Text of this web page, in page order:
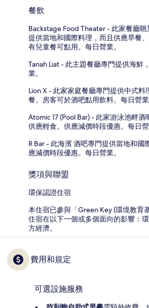
餐飲
Backstage Food Theater - 此家餐廳
提供當地和國際料理，而且供應早餐
有兒童餐可點用。每日營業。
Tanah Liat - 此主題餐廳專門提供海鮮
業。
Lion X - 此家家庭餐廳專門提供中式
餐。房客可於酒吧點用飲料。每日營業
Atomic 17 (Pool Bar) - 此家游泳池畔
供應輕食。供應減價時段優惠。每日營
R Bar - 此海濱 酒吧專門提供當地和國
應減價時段優惠。每日營業。
獎項與聯盟
環保認證住宿
本住宿已參與「Green Key (環境教育
住宿在以下一個或多個面向的影響：
方經濟。
費用和規定
可選設施服務